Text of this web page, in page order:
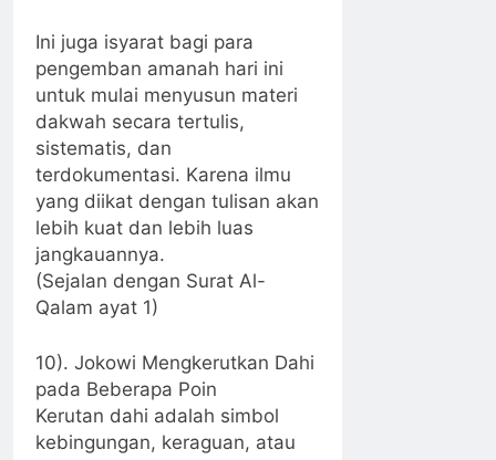
Ini juga isyarat bagi para
pengemban amanah hari ini
untuk mulai menyusun materi
dakwah secara tertulis,
sistematis, dan
terdokumentasi. Karena ilmu
yang diikat dengan tulisan akan
lebih kuat dan lebih luas
jangkauannya.
(Sejalan dengan Surat Al-
Qalam ayat 1)
10). Jokowi Mengkerutkan Dahi
pada Beberapa Poin
Kerutan dahi adalah simbol
kebingungan, keraguan, atau